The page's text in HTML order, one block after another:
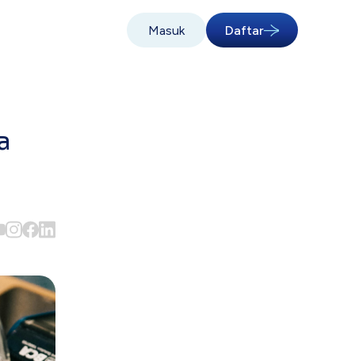
Masuk Daftar